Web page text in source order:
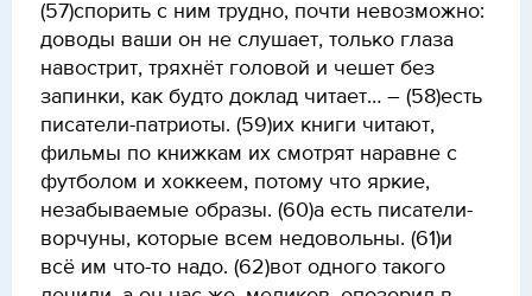
(57)спорить с ним трудно, почти невозможно:
доводы ваши он не слушает, только глаза
навострит, тряхнёт головой и чешет без
запинки, как будто доклад читает… – (58)есть
писатели-патриоты. (59)их книги читают,
фильмы по книжкам их смотрят наравне с
футболом и хоккеем, потому что яркие,
незабываемые образы. (60)а есть писатели-
ворчуны, которые всем недовольны. (61)и
всё им что-то надо. (62)вот одного такого